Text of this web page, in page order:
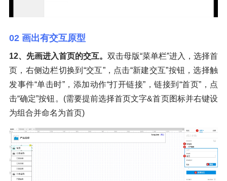
02 画出有交互原型
12、先画进入首页的交互。 双击母版“菜单栏”进入，选择首
页，右侧边栏切换到“交互”，点击“新建交互”按钮，选择触
发事件“单击时”，添加动作“打开链接”，链接到“首页”，点
击“确定”按钮。(需要提前选择首页文字&首页图标并右键设
为组合并命名为首页)